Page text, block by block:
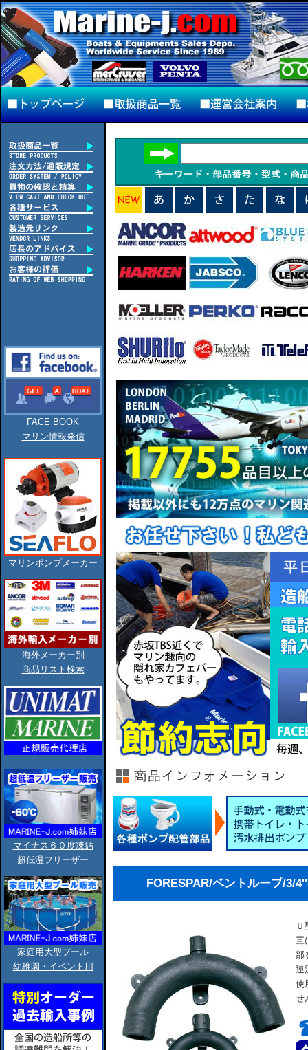
FACE BOOK
マリン情報発信
マリンポンプメーカー
海外メーカー別
商品リスト検索
マイナス６０度凍結
超低温フリーザー
家庭用大型プール
幼稚園・イベント用
FORESPAR/ベントループ/3/
置
部
逆
使
せ